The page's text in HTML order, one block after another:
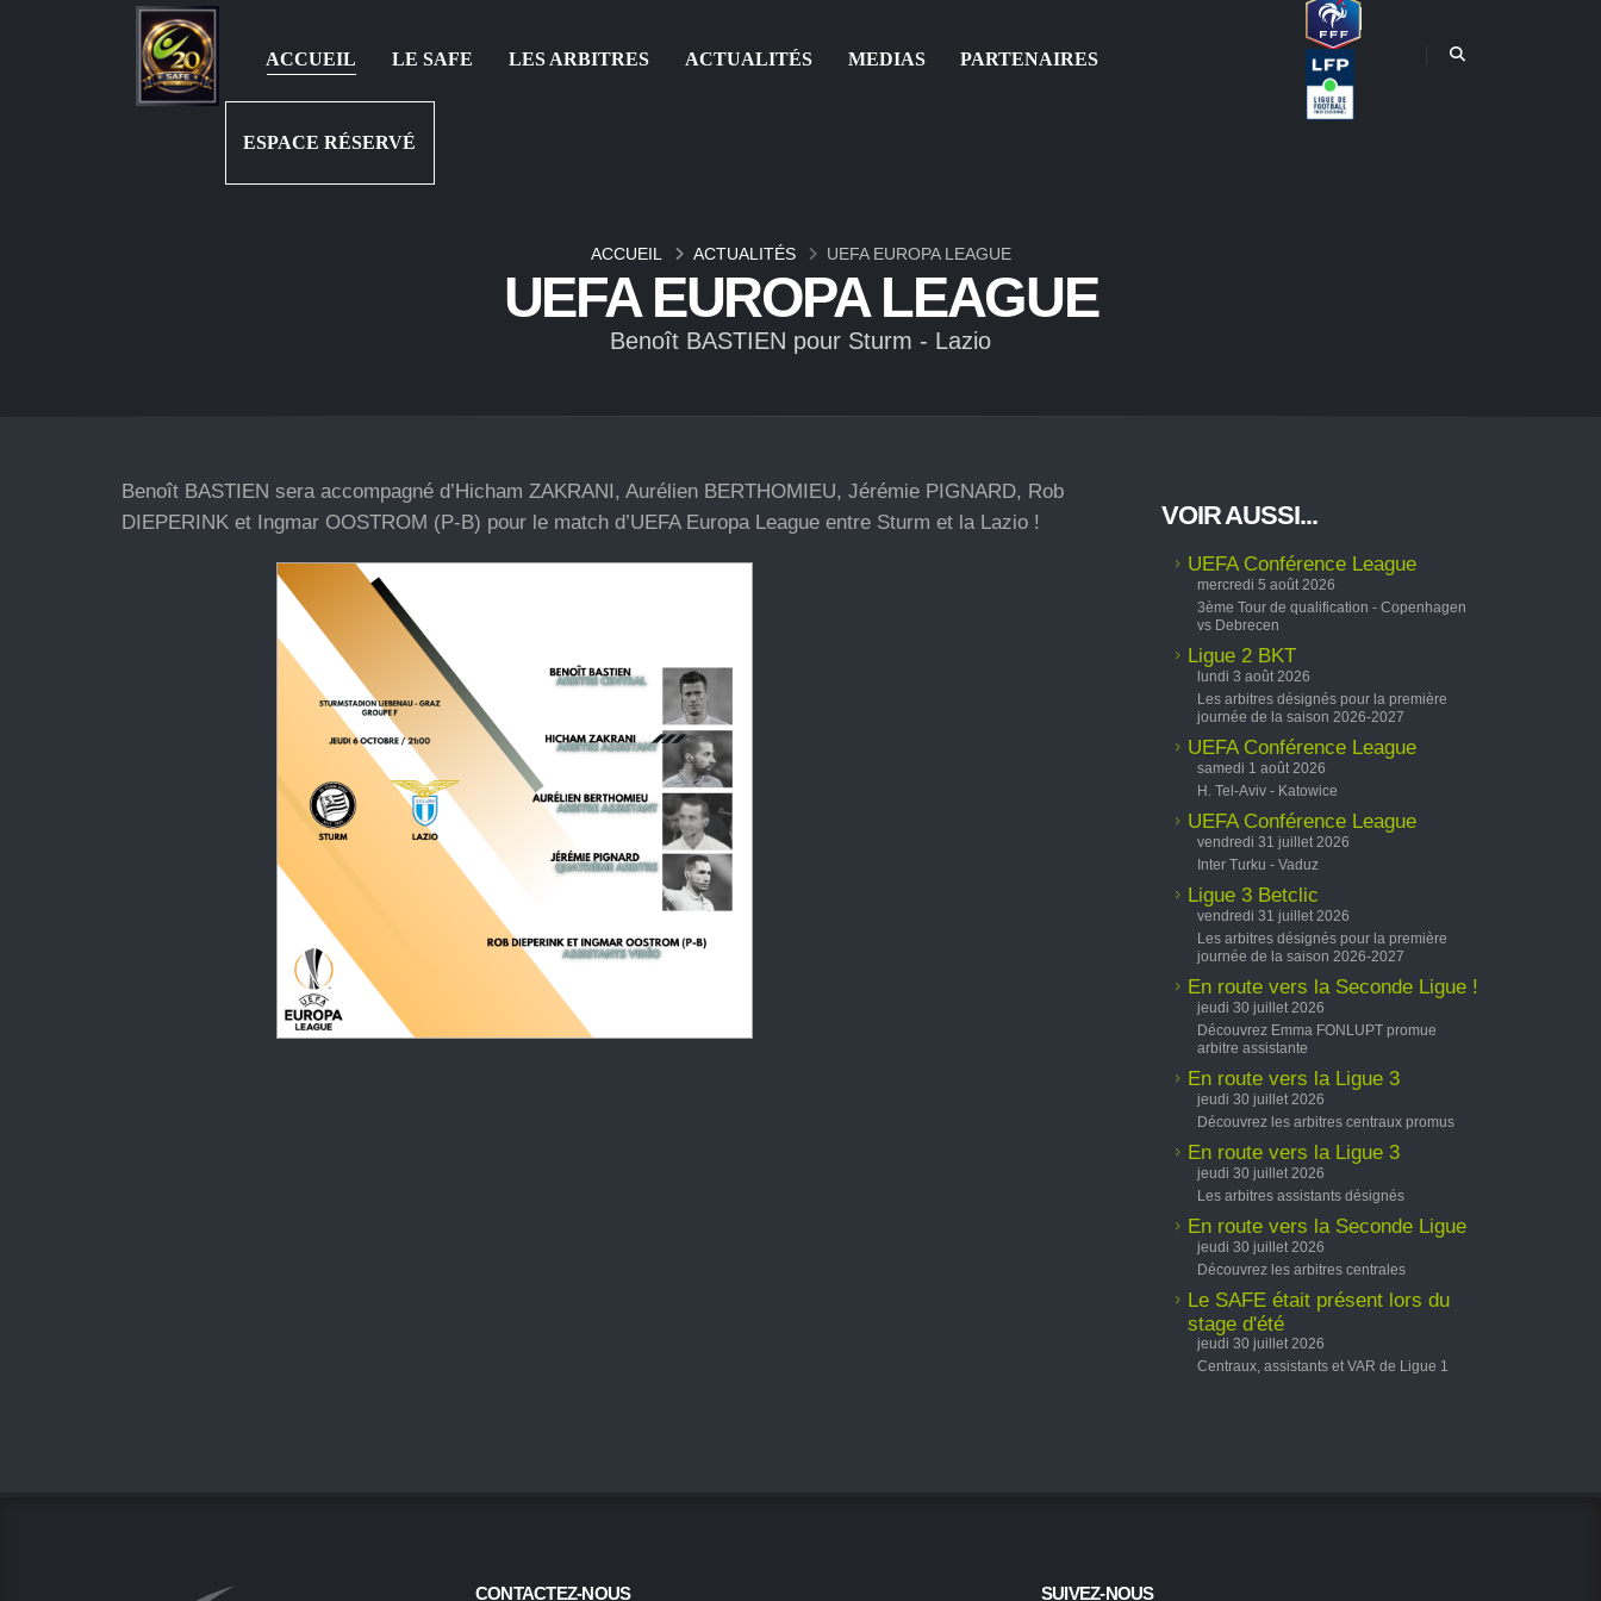
ACCUEIL LE SAFE LES ARBITRES ACTUALITÉS MEDIAS PARTENAIRES
ESPACE RÉSERVÉ
UEFA EUROPA LEAGUE
Benoît BASTIEN pour Sturm - Lazio
ACCUEIL ACTUALITÉS UEFA EUROPA LEAGUE
Benoît BASTIEN sera accompagné d’Hicham ZAKRANI, Aurélien BERTHOMIEU, Jérémie PIGNARD, Rob
DIEPERINK et Ingmar OOSTROM (P-B) pour le match d’UEFA Europa League entre Sturm et la Lazio !
VOIR AUSSI...
UEFA Conférence League
mercredi 5 août 2026
3ème Tour de qualification - Copenhagen
vs Debrecen
Ligue 2 BKT
lundi 3 août 2026
Les arbitres désignés pour la première
journée de la saison 2026-2027
UEFA Conférence League
samedi 1 août 2026
H. Tel-Aviv - Katowice
UEFA Conférence League
vendredi 31 juillet 2026
Inter Turku - Vaduz
Ligue 3 Betclic
vendredi 31 juillet 2026
Les arbitres désignés pour la première
journée de la saison 2026-2027
En route vers la Seconde Ligue !
jeudi 30 juillet 2026
Découvrez Emma FONLUPT promue
arbitre assistante
En route vers la Ligue 3
jeudi 30 juillet 2026
Découvrez les arbitres centraux promus
En route vers la Ligue 3
jeudi 30 juillet 2026
Les arbitres assistants désignés
En route vers la Seconde Ligue
jeudi 30 juillet 2026
Découvrez les arbitres centrales
Le SAFE était présent lors du
stage d'été
jeudi 30 juillet 2026
Centraux, assistants et VAR de Ligue 1
CONTACTEZ-NOUS SUIVEZ-NOUS